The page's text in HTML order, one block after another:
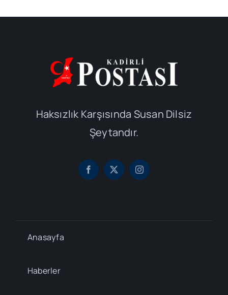
Haksızlık Karşısında Susan Dilsiz
Şeytandır.
Anasayfa
Haberler